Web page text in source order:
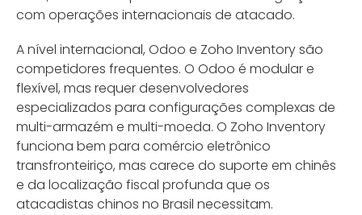
com operações internacionais de atacado.
A nível internacional, Odoo e Zoho Inventory são
competidores frequentes. O Odoo é modular e
flexível, mas requer desenvolvedores
especializados para configurações complexas de
multi-armazém e multi-moeda. O Zoho Inventory
funciona bem para comércio eletrônico
transfronteiriço, mas carece do suporte em chinês
e da localização fiscal profunda que os
atacadistas chinos no Brasil necessitam.